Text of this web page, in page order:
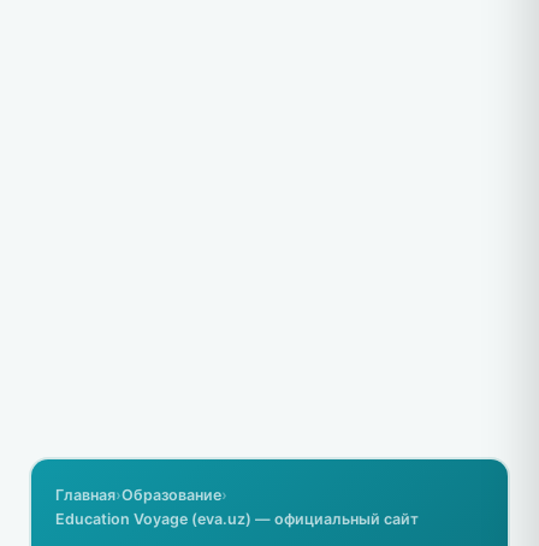
Главная›Образование›
Education Voyage (eva.uz) — официальный сайт